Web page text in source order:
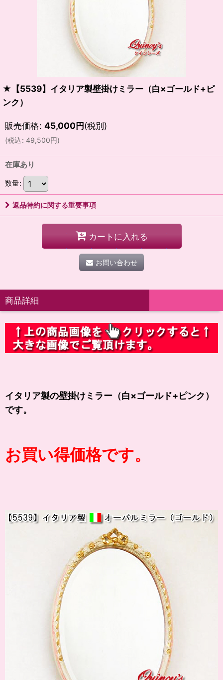
★【5539】イタリア製壁掛けミラー（白×ゴールド+ピ
ンク）
販売価格: 45,000円(税別)
(税込: 49,500円)
在庫あり
数量:
返品特約に関する重要事項
カートに入れる
お問い合わせ
商品詳細
イタリア製の壁掛けミラー（白×ゴールド+ピンク）
です。
お買い得価格です。